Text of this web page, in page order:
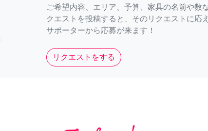
ご希望内容、エリア、予算、家具の名前や数
クエストを投稿すると、そのリクエストに応
サポーターから応募が来ます！
リクエストをする